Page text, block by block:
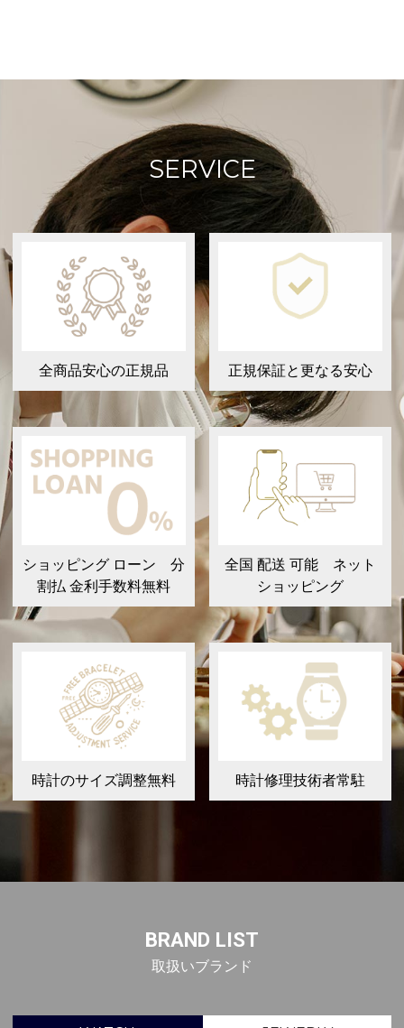
SERVICE
全商品安心の正規品 正規保証と更なる安心
ショッピング ローン 分
割払 金利手数料無料
全国 配送 可能 ネット
ショッピング
時計のサイズ調整無料 時計修理技術者常駐
BRAND LIST
取扱いブランド